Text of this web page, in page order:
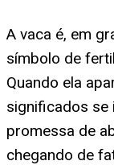
A vaca é, em
símbolo de
Quando ela
significados se
promessa de
chegando de